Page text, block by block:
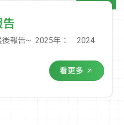
告
後報告~ 2025年： 2024
看更多